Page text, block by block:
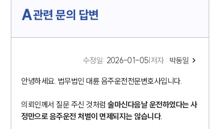
A관련 문의 답변
수정일: 2026-01-05 저자 : 박동일
안녕하세요. 법무법인 대륜 음주운전전문변호사입니다.
의뢰인께서 질문 주신 것처럼술마신다음날 운전하였다는 사
정만으로 음주운전 처벌이 면제되지는 않습니다.